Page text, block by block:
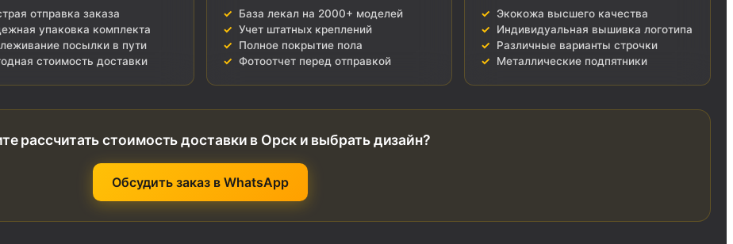
отправка заказа
упаковка комплекта
посылки в пути
стоимость доставки
База лекал на 2000+ моделей
Учет штатных креплений
Полное покрытие пола
Фотоотчет перед отправкой
Экокожа высшего качества
Индивидуальная вышивка логотипа
Различные варианты строчки
Металлические подпятники
рассчитать стоимость доставки в Орск и выбрать дизайн?
Обсудить заказ в WhatsApp